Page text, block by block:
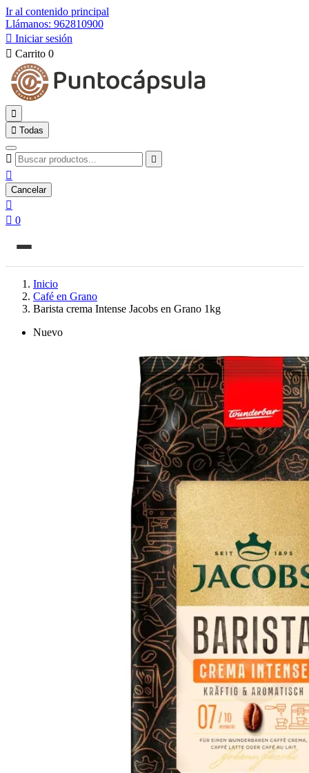
Ir al contenido principal
Llámanos: 962810900
 Iniciar sesión
 Carrito 0

 Todas
 

Cancelar

 0
Inicio
Café en Grano
Barista crema Intense Jacobs en Grano 1kg
Nuevo